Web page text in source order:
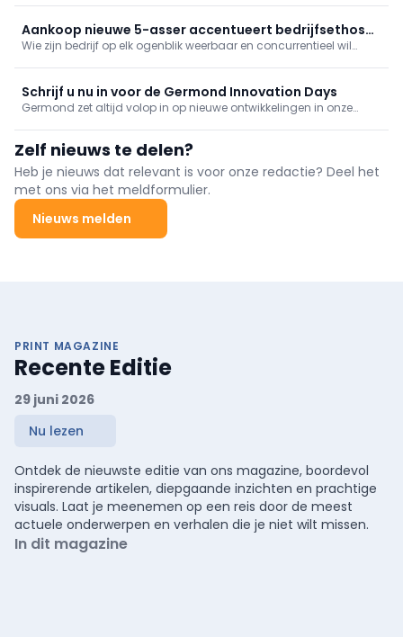
freesmachine van Germond.
Aankoop nieuwe 5-asser accentueert bedrijfsethos
Bergmans
Wie zijn bedrijf op elk ogenblik weerbaar en concurrentieel wil
voor bestendige groei heeft gezorgd.
Schrijf u nu in voor de Germond Innovation Days
Germond zet altijd volop in op nieuwe ontwikkelingen in onze
Innovation Days, die plaatsvinden van 30 mei t.e.m. 1 juni 2024 bij
Germond.
Zelf nieuws te delen?
Heb je nieuws dat relevant is voor onze redactie? Deel het
met ons via het meldformulier.
Nieuws melden
PRINT MAGAZINE
Recente Editie
29 juni 2026
Nu lezen
Ontdek de nieuwste editie van ons magazine, boordevol
inspirerende artikelen, diepgaande inzichten en prachtige
visuals. Laat je meenemen op een reis door de meest
actuele onderwerpen en verhalen die je niet wilt missen.
In dit magazine